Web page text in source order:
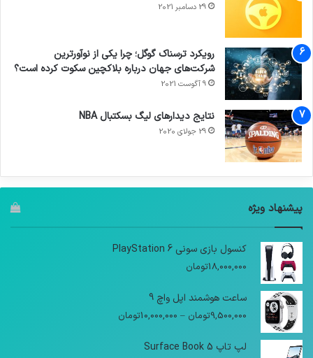
29 دسامبر 2021
رویکرد ترسناک گوگل؛ چرا یکی از نوآورترین
شرکت‌های جهان درباره بلاکچین سکوت کرده است؟
9 آگوست 2021
نتایج دیدار‌های لیگ بسکتبال NBA
29 جولای 2020
پیشنهاد ویژه
کنسول بازی سونی PlayStation 6
18,000,000تومان
ساعت هوشمند اپل واچ 9
9,500,000تومان –
10,000,000تومان
لپ تاپ Surface Book 5